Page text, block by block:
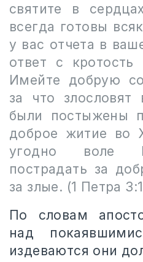
святите в
всегда готовы
у вас отчета в
ответ с кротость
Имейте добрую
за что злословят
были постыжены
доброе житие во
угодно воле
пострадать за
за злые. (1 Петра
По словам
над
издеваются они